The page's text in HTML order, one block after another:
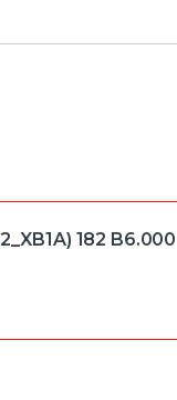
182